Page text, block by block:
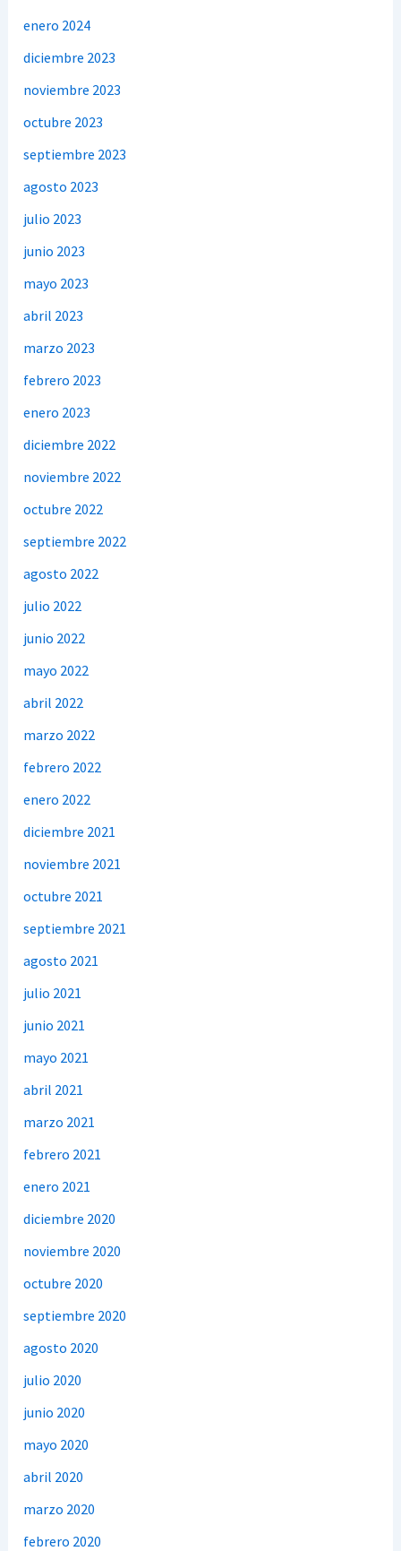
enero 2024
diciembre 2023
noviembre 2023
octubre 2023
septiembre 2023
agosto 2023
julio 2023
junio 2023
mayo 2023
abril 2023
marzo 2023
febrero 2023
enero 2023
diciembre 2022
noviembre 2022
octubre 2022
septiembre 2022
agosto 2022
julio 2022
junio 2022
mayo 2022
abril 2022
marzo 2022
febrero 2022
enero 2022
diciembre 2021
noviembre 2021
octubre 2021
septiembre 2021
agosto 2021
julio 2021
junio 2021
mayo 2021
abril 2021
marzo 2021
febrero 2021
enero 2021
diciembre 2020
noviembre 2020
octubre 2020
septiembre 2020
agosto 2020
julio 2020
junio 2020
mayo 2020
abril 2020
marzo 2020
febrero 2020